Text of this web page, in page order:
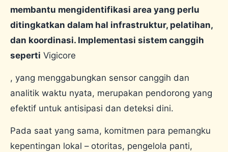
membantu mengidentifikasi area yang perlu
ditingkatkan dalam hal infrastruktur, pelatihan,
dan koordinasi. Implementasi sistem canggih
seperti Vigicore
, yang menggabungkan sensor canggih dan
analitik waktu nyata, merupakan pendorong yang
efektif untuk antisipasi dan deteksi dini.
Pada saat yang sama, komitmen para pemangku
kepentingan lokal – otoritas, pengelola panti,